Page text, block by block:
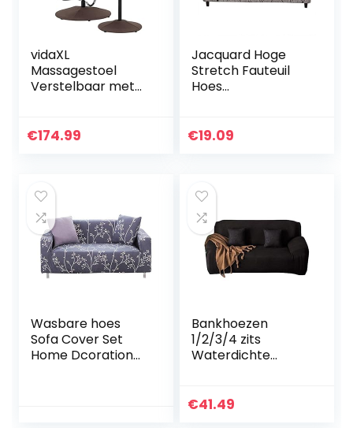
vidaXL
Massagestoel
Verstelbaar met
Stoel Zitstoel Zetel
€174.99
Jacquard Hoge
Stretch Fauteuil
Hoes
Meubelbescherme
€19.09
Wasbare hoes
Sofa Cover Set
Home Dcoration
Bankhoezen
1/2/3/4 zits
Waterdichte
Zitbank
€41.49